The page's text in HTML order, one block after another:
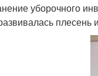
уборочного